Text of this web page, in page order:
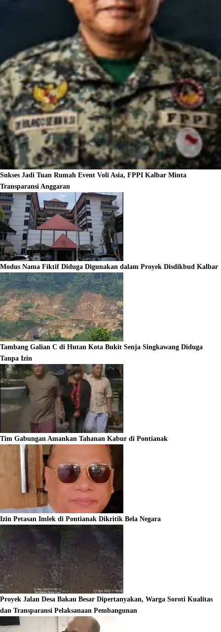
Sukses Jadi Tuan Rumah Event Voli Asia, FPPI Kalbar Minta
Transparansi Anggaran
Modus Nama Fiktif Diduga Digunakan dalam Proyek Disdikbud Kalbar
Tambang Galian C di Hutan Kota Bukit Senja Singkawang Diduga
Tanpa Izin
Tim Gabungan Amankan Tahanan Kabur di Pontianak
Izin Petasan Imlek di Pontianak Dikritik Bela Negara
Proyek Jalan Desa Bakau Besar Dipertanyakan, Warga Soroti Kualitas
dan Transparansi Pelaksanaan Pembangunan